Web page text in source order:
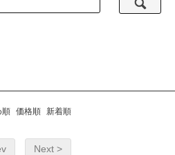
順 価格順 新着順
Next >